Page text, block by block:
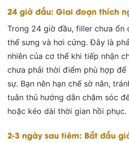
24 giờ đầu: Giai đoạn thích
Trong 24 giờ đầu, filler chưa ổn
thể sưng và hơi cứng. Đây là
nhiên của cơ thể khi tiếp nhận
chưa phải thời điểm phù hợp
sự. Bạn nên hạn chế sờ nắn,
tuân thủ hướng dẫn chăm sóc
hoặc kéo dài thời gian hồi phục.
2-3 ngày sau tiêm: Bắt đầu